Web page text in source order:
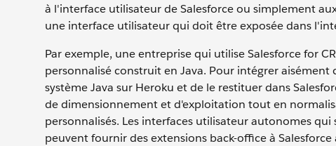
à l'interface utilisateur de Salesforce ou simplement
une interface utilisateur qui doit être exposée dans
Par exemple, une entreprise qui utilise Salesforce for
personnalisé construit en Java. Pour intégrer
système Java sur Heroku et de le restituer dans
de dimensionnement et d'exploitation tout en
personnalisés. Les interfaces utilisateur autonomes
peuvent fournir des extensions back-office à